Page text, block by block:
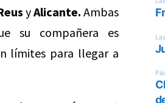
yAlicante. Ambas
su compañera es
límites para llegar a